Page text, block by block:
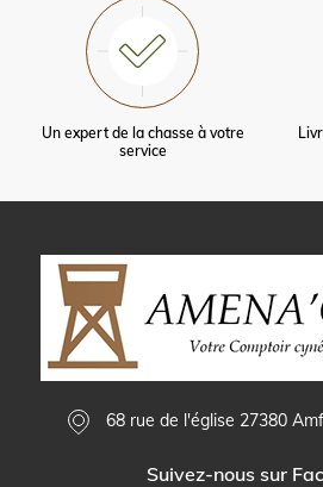
Un expert de la chasse à votre
service
68 rue de l'église 27380
Suivez-nous sur